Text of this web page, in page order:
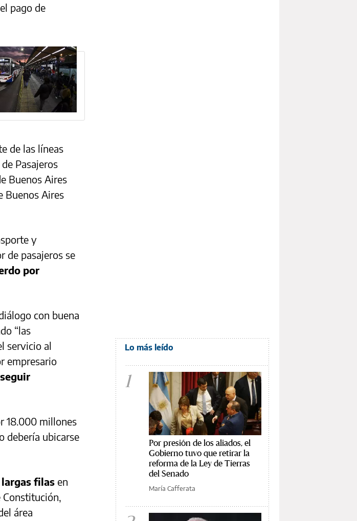
pago de
de las líneas
Pasajeros
Buenos Aires
Buenos Aires
y
de pasajeros se
por
con buena
“las
servicio al
empresario
18.000 millones
debería ubicarse
filas en
área
Lo más leído
1
Por presión de los aliados, el
Gobierno tuvo que retirar la
reforma de la Ley de Tierras
del Senado
María Cafferata